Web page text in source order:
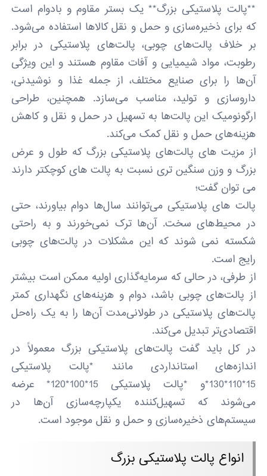
**پالت پلاستیکی بزرگ** یک بستر مقاوم و بادوام است
که برای ذخیره‌سازی و حمل و نقل کالاها استفاده می‌شود.
بر خلاف پالت‌های چوبی، پالت‌های پلاستیکی در برابر
رطوبت، مواد شیمیایی و آفات مقاوم هستند و این ویژگی
آن‌ها را برای صنایع مختلف، از جمله غذا و نوشیدنی،
داروسازی و تولید، مناسب می‌سازد. همچنین، طراحی
ارگونومیک این پالت‌ها به تسهیل در حمل و نقل و کاهش
هزینه‌های حمل و نقل کمک می‌کند.
از مزیت های پالت‌های پلاستیکی بزرگ که طول و عرض
بزرگ و وزن سنگین تری نسبت به پالت های کوچکتر دارند
می توان گفت؛
پالت های پلاستیکی می‌توانند سال‌ها دوام بیاورند، حتی
در محیط‌های سخت. آن‌ها ترک نمی‌خورند و به راحتی
شکسته نمی شوند که این مشکلات در پالت‌های چوبی
رایج است.
از طرفی، در حالی که سرمایه‌گذاری اولیه ممکن است بیشتر
از پالت‌های چوبی باشد، دوام و هزینه‌های نگهداری کمتر
پالت‌های پلاستیکی در طولانی‌مدت آن‌ها را به یک راه‌حل
اقتصادی‌تر تبدیل می‌کند.
در کل باید گفت پالت‌های پلاستیکی بزرگ معمولاً در
اندازه‌های استانداردی مانند *پالت پلاستیکی
15*110*130*و *پالت پلاستیکی 15*100*120* عرضه
می‌شوند که تسهیل‌کننده یکپارچه‌سازی آن‌ها در
سیستم‌های ذخیره‌سازی و حمل و نقل موجود است.
انواع پالت‌ پلاستیکی بزرگ